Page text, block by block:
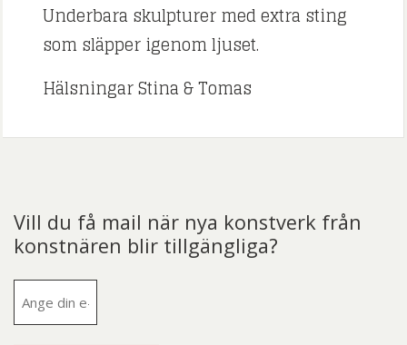
Underbara skulpturer med extra sting
som släpper igenom ljuset.
Hälsningar Stina & Tomas
Vill du få mail när nya konstverk från
konstnären blir tillgängliga?